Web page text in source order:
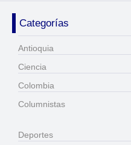
Categorías
Antioquia
Ciencia
Colombia
Columnistas
Deportes